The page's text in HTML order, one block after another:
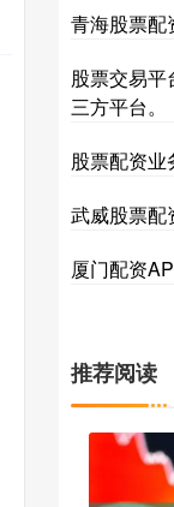
青海股票配
股票交易
三方平台。
股票配资业
武威股票配
厦门配资
推荐阅读